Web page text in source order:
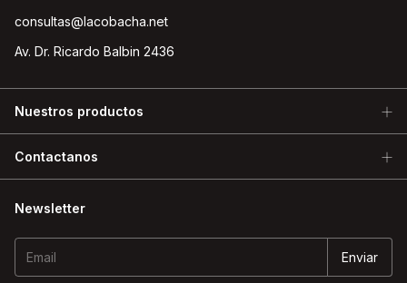
consultas@lacobacha.net
Av. Dr. Ricardo Balbin 2436
Nuestros productos
Contactanos
Newsletter